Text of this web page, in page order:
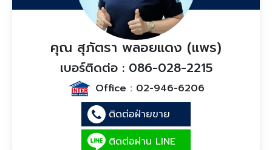
คุณ สุภัตรา พลอยแดง (แพร)
เบอร์ติดต่อ : 086-028-2215
Office : 02-946-6206
ติดต่อฝ่ายขาย
ติดต่อผ่าน LINE